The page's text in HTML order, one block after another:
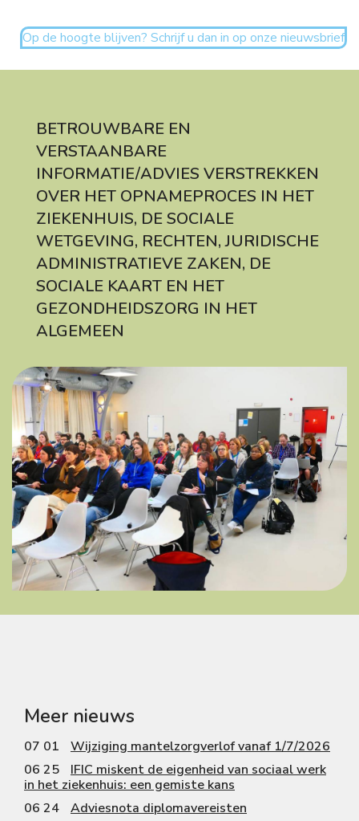
Op de hoogte blijven? Schrijf u dan in op onze nieuwsbrief
BETROUWBARE EN
VERSTAANBARE
INFORMATIE/ADVIES VERSTREKKEN
OVER HET OPNAMEPROCES IN HET
ZIEKENHUIS, DE SOCIALE
WETGEVING, RECHTEN, JURIDISCHE
ADMINISTRATIEVE ZAKEN, DE
SOCIALE KAART EN HET
GEZONDHEIDSZORG IN HET
ALGEMEEN
Meer nieuws
07 01
Wijziging mantelzorgverlof vanaf 1/7/2026
06 25
IFIC miskent de eigenheid van sociaal werk
in het ziekenhuis: een gemiste kans
06 24
Adviesnota diplomavereisten